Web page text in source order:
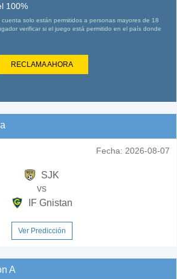
100%
solo están permitidos a personas mayores de 18
verificar si el juego está permitido en el país donde
RECLAMA AHORA
Fecha: 2026-08-07
SJK
vs
IF Gnistan
Ver Predicción
A